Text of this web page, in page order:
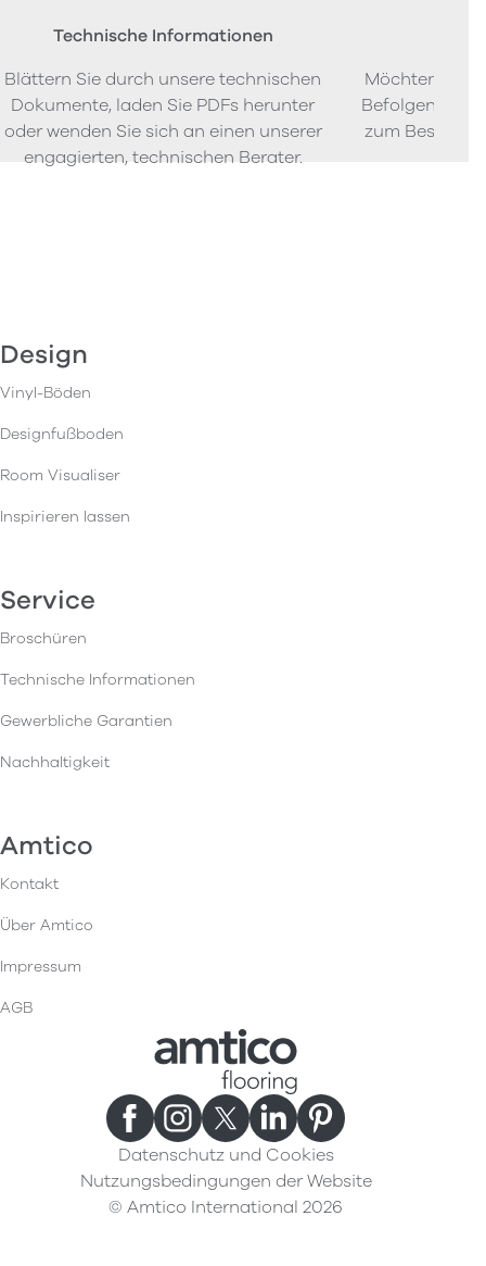
Technische Informationen
Blättern Sie durch unsere technischen
Dokumente, laden Sie PDFs herunter
oder wenden Sie sich an einen unserer
engagierten, technischen Berater.
Möchten Sie
Befolgen Sie
zum
Design
Vinyl-Böden
Designfußboden
Room Visualiser
Inspirieren lassen
Service
Broschüren
Technische Informationen
Gewerbliche Garantien
Nachhaltigkeit
Amtico
Kontakt
Über Amtico
Impressum
AGB
Datenschutz und Cookies
Nutzungsbedingungen der Website
© Amtico International 2026